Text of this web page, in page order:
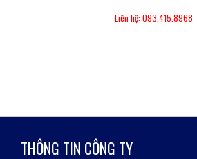
Liên hệ: 093.415.8968
THÔNG TIN CÔNG TY